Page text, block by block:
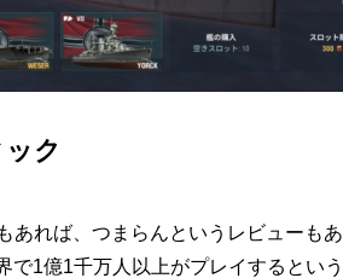
ク
あれば、つまらんというレビューもあ
で1億1千万人以上がプレイするという